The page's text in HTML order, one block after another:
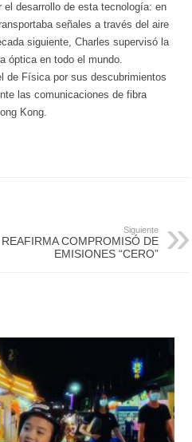
el desarrollo de esta tecnología: en
señales a través del aire
siguiente, Charles supervisó la
óptica en todo el mundo.
de Física por sus descubrimientos
las comunicaciones de fibra
Kong.
Siguiente
REAFIRMA COMPROMISÓ DE
EMISIONES “CERO”